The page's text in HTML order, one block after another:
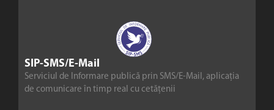
SIP-SMS/E-Mail
Serviciul de Informare publică prin SMS/E-Mail, aplicația
de comunicare în timp real cu cetățenii